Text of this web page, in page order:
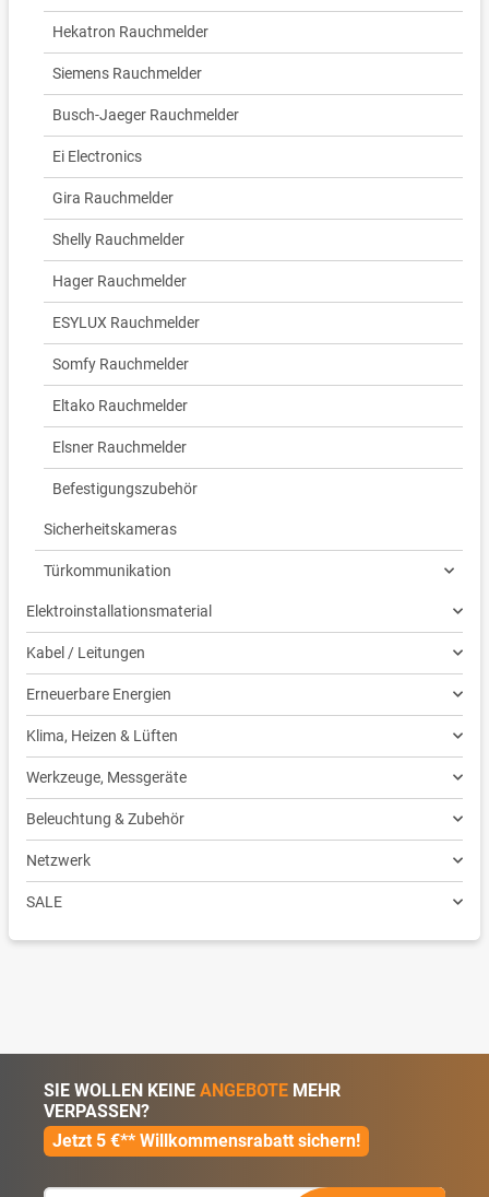
Hekatron Rauchmelder
Siemens Rauchmelder
Busch-Jaeger Rauchmelder
Ei Electronics
Gira Rauchmelder
Shelly Rauchmelder
Hager Rauchmelder
ESYLUX Rauchmelder
Somfy Rauchmelder
Eltako Rauchmelder
Elsner Rauchmelder
Befestigungszubehör
Sicherheitskameras
Türkommunikation
Elektroinstallationsmaterial
Kabel / Leitungen
Erneuerbare Energien
Klima, Heizen & Lüften
Werkzeuge, Messgeräte
Beleuchtung & Zubehör
Netzwerk
SALE
SIE WOLLEN KEINE ANGEBOTE MEHR
VERPASSEN?
Jetzt 5 €** Willkommensrabatt sichern!